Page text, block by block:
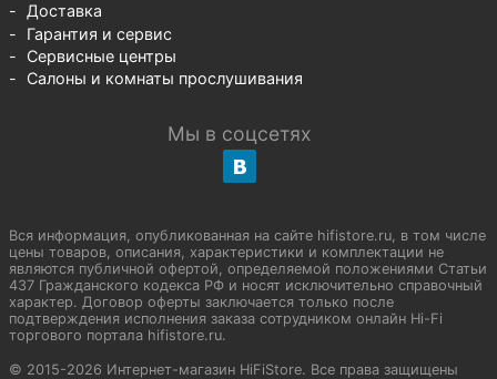
Доставка
Гарантия и сервис
Сервисные центры
Салоны и комнаты прослушивания
Мы в соцсетях
Вся информация, опубликованная на сайте hifistore.ru, в том числе
цены товаров, описания, характеристики и комплектации не
являются публичной офертой, определяемой положениями Статьи
437 Гражданского кодекса РФ и носят исключительно справочный
характер. Договор оферты заключается только после
подтверждения исполнения заказа сотрудником онлайн Hi-Fi
торгового портала hifistore.ru.
© 2015-2026 Интернет-магазин HiFiStore. Все права защищены